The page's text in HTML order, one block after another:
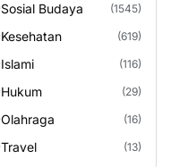
Sosial Budaya (1545)
Kesehatan (619)
Islami (116)
Hukum (29)
Olahraga (16)
Travel (13)